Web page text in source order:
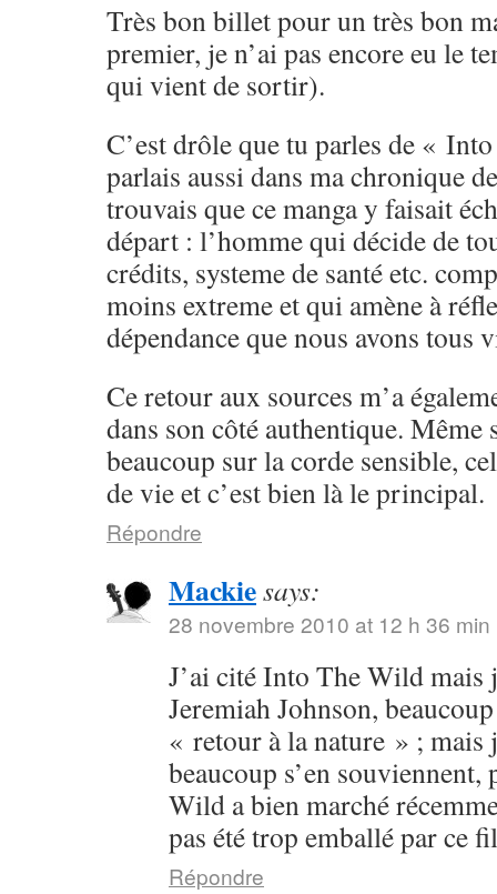
Très bon billet pour un très bon
premier, je n’ai pas encore eu le
qui vient de sortir).
C’est drôle que tu parles de «
parlais aussi dans ma chronique
trouvais que ce manga y faisait
départ : l’homme qui décide de
crédits, systeme de santé etc.
moins extreme et qui amène à
dépendance que nous avons tous
Ce retour aux sources m’a
dans son côté authentique.
beaucoup sur la corde sensible,
de vie et c’est bien là le principal.
Répondre
Mackiesays:
28 novembre 2010 at 12 h 36 min
J’ai cité Into The Wild mais
Jeremiah Johnson,
« retour à la nature » ; mais
beaucoup s’en
Wild a bien marché
pas été trop emballé par ce
Répondre